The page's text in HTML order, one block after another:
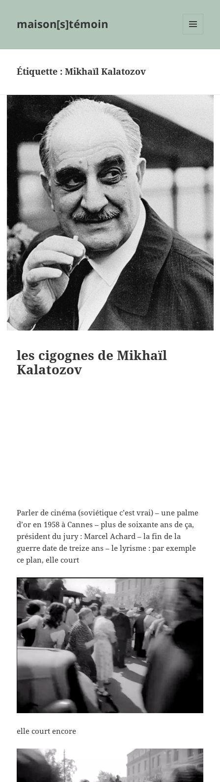
maison[s]témoin
Étiquette :Mikhaïl Kalatozov
les cigognes de Mikhaïl
Kalatozov
Parler de cinéma (soviétique c’est vrai) – une palme
d’or en 1958 à Cannes – plus de soixante ans de ça,
président du jury : Marcel Achard – la fin de la
guerre date de treize ans – le lyrisme : par exemple
ce plan, elle court
elle court encore